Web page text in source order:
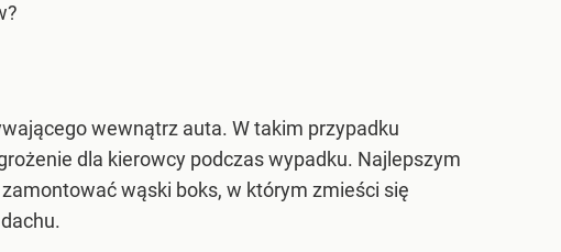
wewnątrz auta. W takim przypadku
dla kierowcy podczas wypadku. Najlepszym
wąski boks, w którym zmieści się